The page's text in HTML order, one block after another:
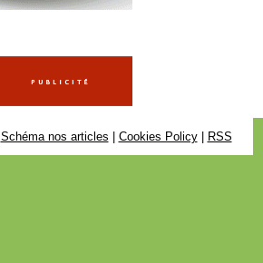
Schéma nos articles Cookies Policy| RSS